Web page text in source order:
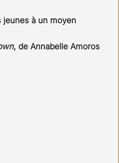
jeunes à un moyen
, de Annabelle Amoros